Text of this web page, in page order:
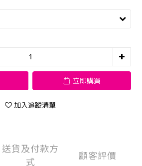
立即購買
加入追蹤清單
送貨及付款方
式
顧客評價